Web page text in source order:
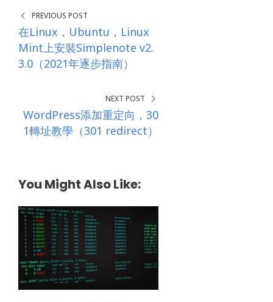
PREVIOUS POST
在Linux，Ubuntu，Linux
Mint上安裝Simplenote v2.
3.0（2021年逐步指南）
NEXT POST
WordPress添加重定向，30
1轉址教學（301 redirect）
You Might Also Like: